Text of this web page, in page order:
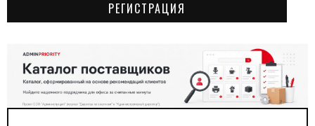
РЕГИСТРАЦИЯ